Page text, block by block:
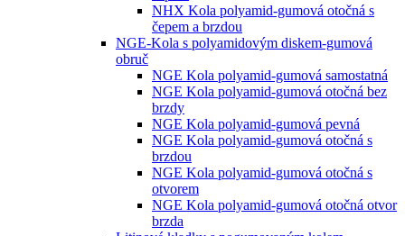
NHX Kola polyamid-gumová otočná s
čepem a brzdou
NGE-Kola s polyamidovým diskem-gumová
obruč
NGE Kola polyamid-gumová samostatná
NGE Kola polyamid-gumová otočná bez
brzdy
NGE Kola polyamid-gumová pevná
NGE Kola polyamid-gumová otočná s
brzdou
NGE Kola polyamid-gumová otočná s
otvorem
NGE Kola polyamid-gumová otočná otvor
brzda